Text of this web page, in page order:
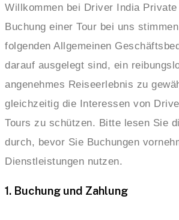
Willkommen bei Driver India
Buchung einer Tour bei uns
folgenden Allgemeinen
darauf ausgelegt sind, ein
angenehmes Reiseerlebnis zu
gleichzeitig die Interessen von
Tours zu schützen. Bitte lesen Sie
durch, bevor Sie Buchungen
Dienstleistungen nutzen.
1. Buchung und Zahlung